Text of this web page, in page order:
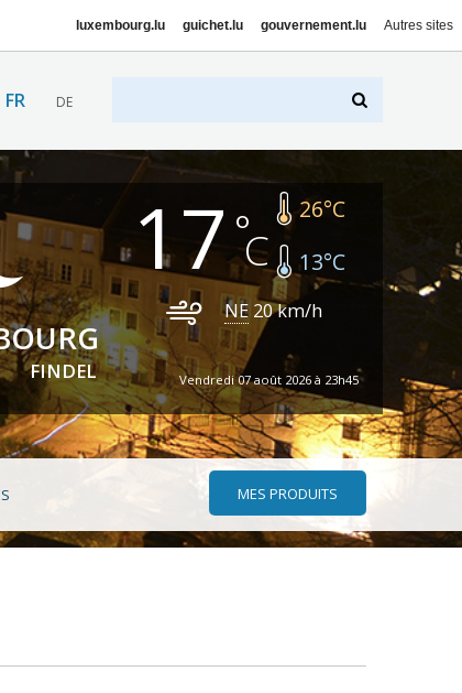
luxembourg.lu guichet.lu gouvernement.lu Autres sites
FR DE
FINDEL
17 26°C
13°C
NE 20km/h
Vendredi 07 août 2026 à 23h45
MES PRODUITS